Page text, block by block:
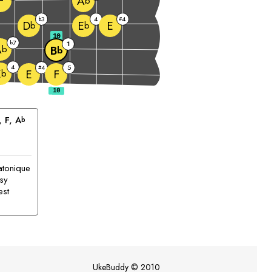
b 4 E #4 F 5
b
b7
Bb 1
Db
b3 Eb 4 E #4
10
, F, Ab
UkeBuddy © 2010